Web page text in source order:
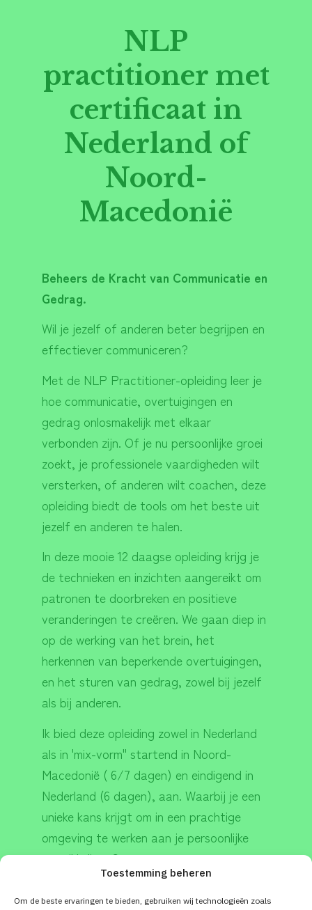
NLP
practitioner met
certificaat in
Nederland of
Noord-
Macedonië
Beheers de Kracht van Communicatie en
Gedrag.
Wil je jezelf of anderen beter begrijpen en
effectiever communiceren?
Met de NLP Practitioner-opleiding leer je
hoe communicatie, overtuigingen en
gedrag onlosmakelijk met elkaar
verbonden zijn. Of je nu persoonlijke groei
zoekt, je professionele vaardigheden wilt
versterken, of anderen wilt coachen, deze
opleiding biedt de tools om het beste uit
jezelf en anderen te halen.
In deze mooie 12 daagse opleiding krijg je
de technieken en inzichten aangereikt om
patronen te doorbreken en positieve
veranderingen te creëren. We gaan diep in
op de werking van het brein, het
herkennen van beperkende overtuigingen,
en het sturen van gedrag, zowel bij jezelf
als bij anderen.
Ik bied deze opleiding zowel in Nederland
als in 'mix-vorm" startend in Noord-
Macedonië ( 6/7 dagen) en eindigend in
Nederland (6 dagen), aan. Waarbij je een
unieke kans krijgt om in een prachtige
omgeving te werken aan je persoonlijke
ontwikkeling. Samen creëren we een
inspirerende leerervaring, waarbij theorie
en praktijk perfect in balans zijn.